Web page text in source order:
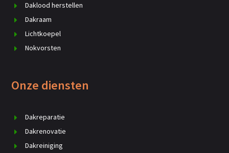
Daklood herstellen
Dakraam
Lichtkoepel
Nokvorsten
Onze diensten
Dakreparatie
Dakrenovatie
Dakreiniging